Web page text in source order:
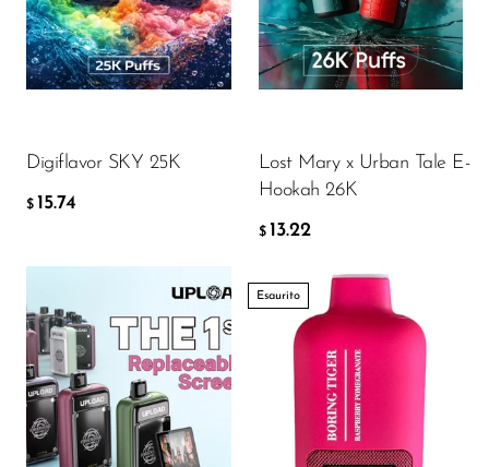
Digiflavor SKY 25K
$ 15.74
$15.74
Lost Mary x Urban Tale E-
Hookah 26K
$ 13.22
$13.22
Flavor
Esaurito